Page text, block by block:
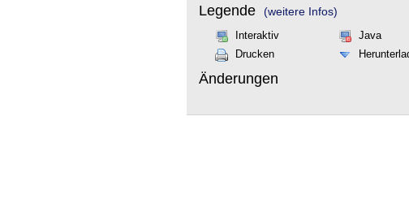
Legende (weitere Infos)
Interaktiv Java
Drucken
Änderungen